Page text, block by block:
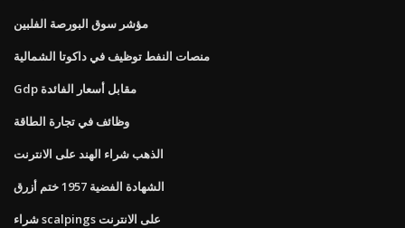
مؤشر سوق البورصة الفلبين
منصات النفط توظيف في داكوتا الشمالية
Gdp مقابل أسعار الفائدة
وظائف في تجارة الطاقة
الذهب شراء الهند على الانترنت
الشهادة الفضية 1957 ختم أزرق
شراء scalpings على الانترنت